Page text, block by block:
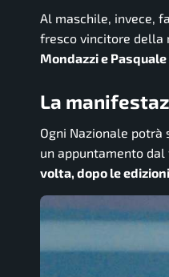
Al maschile, invece,
fresco vincitore della
Mondazzi e
La
Ogni Nazionale potrà
un appuntamento
volta, dopo le